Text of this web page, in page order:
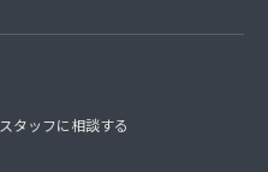
スタッフに相談する